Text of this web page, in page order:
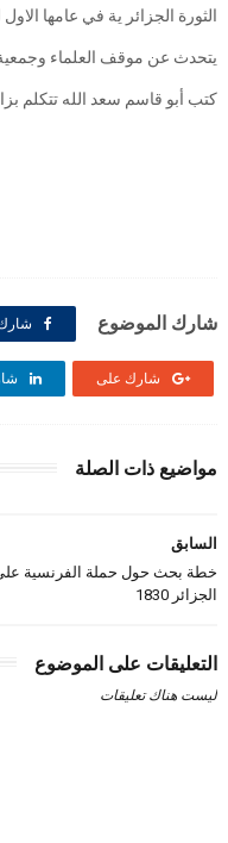
الثورة الجزائر ية في عامها الاول
يتحدث عن موقف العلماء وجمعية
كتب أبو قاسم سعد الله تتكلم
شارك الموضوع
شارك على
مواضيع ذات الصلة
السابق
خطة بحث حول حملة الفرنسية
الجزائر 1830
التعليقات على الموضوع
ليست هناك تعليقات